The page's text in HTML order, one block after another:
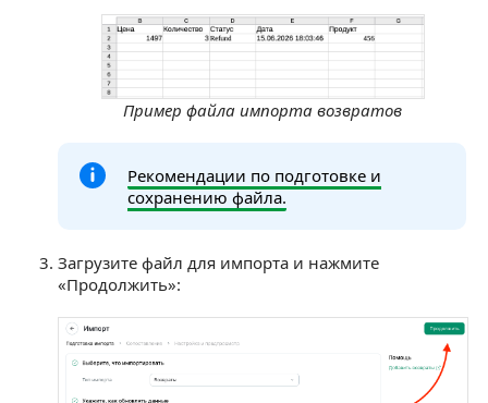
Пример файла импорта возвратов
Рекомендации по подготовке и
сохранению файла.
Загрузите файл для импорта и нажмите
«Продолжить»: